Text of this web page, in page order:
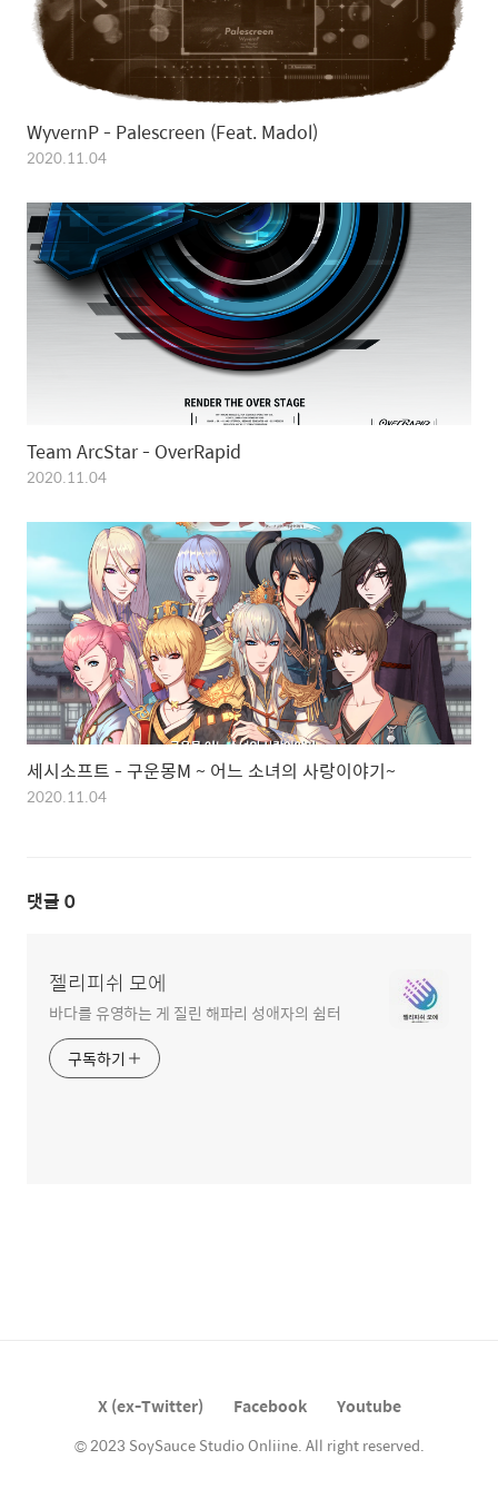
WyvernP - Palescreen (Feat. Madol)
2020.11.04
Team ArcStar - OverRapid
2020.11.04
세시소프트 - 구운몽M ~ 어느 소녀의 사랑이야기~
2020.11.04
댓글 0
젤리피쉬 모에
바다를 유영하는 게 질린 해파리 성애자의 쉼터
구독하기
X (ex-Twitter) Facebook Youtube
© 2023 SoySauce Studio Onliine. All right reserved.